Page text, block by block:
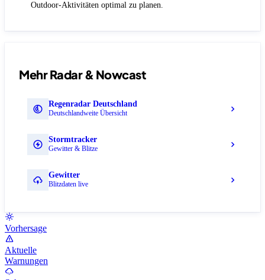
Outdoor-Aktivitäten optimal zu planen.
Mehr Radar & Nowcast
Regenradar Deutschland
Deutschlandweite Übersicht
Stormtracker
Gewitter & Blitze
Gewitter
Blitzdaten live
Vorhersage
Aktuelle
Warnungen